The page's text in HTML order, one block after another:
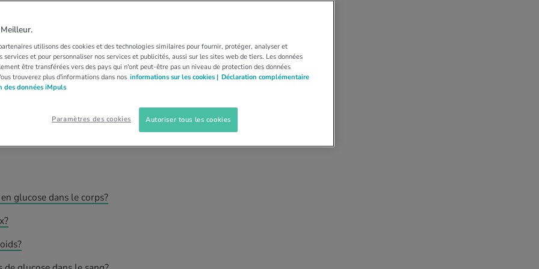
sur la glycémie
santé. En savoir plus sur sa fonction, ses taux
glucose dans le corps?
utilisons des cookies et des technologies similaires pour fournir, protéger, analyser et
services et pour personnaliser nos services et publicités, aussi sur les sites web de tiers. Les données
être transférées vers des pays qui n'ont peut-être pas un niveau de protection des données
trouverez plus d'informations dans nos informations sur les cookies | Déclaration complémentaire
des données iMpuls
Paramètres des cookies Autoriser tous les cookies